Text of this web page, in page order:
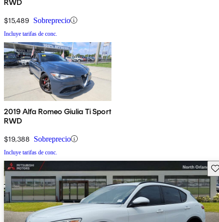
RWD
$15,489 Sobreprecio
Incluye tarifas de conc.
2019 Alfa Romeo Giulia Ti Sport
RWD
$19,388 Sobreprecio
Incluye tarifas de conc.